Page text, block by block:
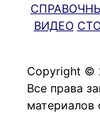
ВИДЕО
Copyright ©
Все права
материалов